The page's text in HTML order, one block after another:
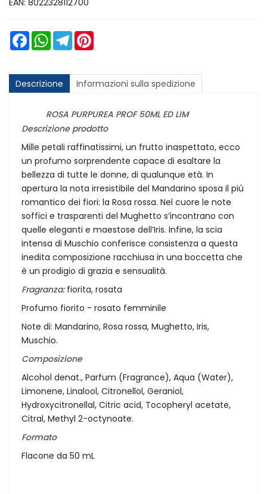
FacebookWhatsAppTelegram
Descrizione Informazioni sulla spedizione
ROSA PURPUREA PROF 50ML ED LIM
Descrizione prodotto
Mille petali raffinatissimi, un frutto inaspettato, ecco
un profumo sorprendente capace di esaltare la
bellezza di tutte le donne, di qualunque età. In
apertura la nota irresistibile del Mandarino sposa il più
romantico dei fiori: la Rosa rossa. Nel cuore le note
soffici e trasparenti del Mughetto s’incontrano con
quelle eleganti e maestose dell’Iris. Infine, la scia
intensa di Muschio conferisce consistenza a questa
inedita composizione racchiusa in una boccetta che
è un prodigio di grazia e sensualità.
Fragranza:fiorita, rosata
Profumo fiorito - rosato femminile
Note di: Mandarino, Rosa rossa, Mughetto, Iris,
Muschio.
Composizione
Alcohol denat., Parfum (Fragrance), Aqua (Water),
Limonene, Linalool, Citronellol, Geraniol,
Hydroxycitronellal, Citric acid, Tocopheryl acetate,
Citral, Methyl 2-octynoate.
Formato
Flacone da 50 mL